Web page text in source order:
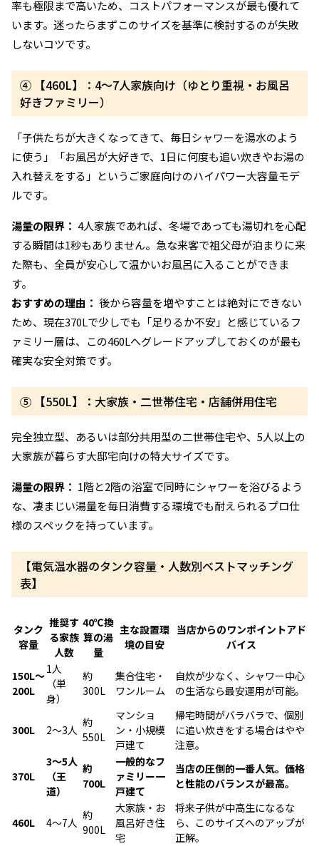
率も極限まで高いため、コストパフォーマンスが最も優れて
います。迷ったらまずこのサイズを基準に検討するのが失敗
しないコツです。
④ 【460L】：4〜7人家族向け（ゆとり重視・お風呂
好きファミリー）
「子供たちが大きくなってきて、毎日シャワーを湯水のよう
に使う」「お風呂が大好きで、1日に何度も追い炊きやお湯の
入れ替えをする」というご家庭向けのハイパワー大容量モデ
ルです。
湯量の限界： 4人家族であれば、冬場であっても湯切れを心配
する瞬間は1秒もありません。急な来客で祖父母が泊まりに来
た際も、全員が安心して温かいお風呂に入ることができま
す。
おすすめの理由： 後から容量を増やすことは絶対にできない
ため、現在370Lで少しでも「足りるか不安」と感じているフ
ァミリー層は、この460Lへグレードアップしておくのが最も
確実な安全対策です。
⑤ 【550L】：大家族・二世帯住宅・店舗併用住宅
完全独立型、あるいは部分共用型の二世帯住宅や、5人以上の
大家族が暮らす大邸宅向けの特大サイズです。
湯量の限界： 1階と2階の浴室で同時にシャワーを浴びるよう
な、凄まじい湯量を毎日消費する環境でも耐えられるプロ仕
様のスペックを持っています。
【電気温水器のタンク容量・人数別ベストマッチング
表】
タンク
容量
推奨す
る家族
人数
40℃換
算の湯
量
主な設置環
境の目安
当店からのワンポイントアド
バイス
150L〜
200L
1人
（単
身）
約
300L
集合住宅・
ワンルーム
自炊が少なく、シャワー中心
の生活なら最安運用が可能。
300L 2〜3人
約
550L
マンショ
ン・小規模
戸建て
帰宅時間がバラバラで、個別
に追い炊きをする場合はやや
注意。
370L
3〜5人
（王
道）
約
700L
一般的なフ
ァミリー一
戸建て
当店の圧倒的一番人気。価格
と性能のバランスが最高。
460L 4〜7人
約
900L
大家族・お
風呂好き住
宅
将来子供が中高生になるな
ら、このサイズへのアップが
正解。